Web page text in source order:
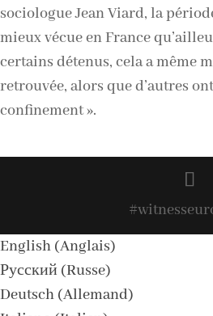
sociologue Jean Viard, la
mieux vécue en France
certains détenus, cela a même
retrouvée, alors que d’autres
confinement ».
English (Anglais)
Русский (Russe)
Deutsch (Allemand)